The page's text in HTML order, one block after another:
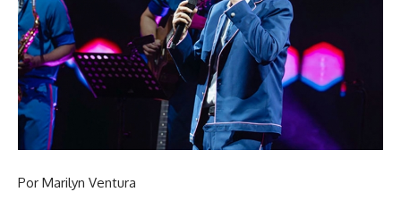
Por Marilyn Ventura